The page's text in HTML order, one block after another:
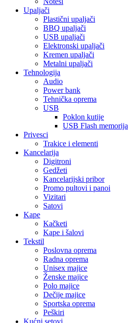
Upaljači
Plastični upaljači
BBQ upaljači
USB upaljači
Elektronski upaljači
Kremen upaljači
Metalni upaljači
Tehnologija
Audio
Power bank
Tehnička oprema
USB
Poklon kutije
USB Flash memorija
Privesci
Trakice i elementi
Kancelarija
Digitroni
Gedžeti
Kancelarijski pribor
Promo pultovi i panoi
Vizitari
Satovi
Kape
Kačketi
Kape i šalovi
Tekstil
Poslovna oprema
Radna oprema
Unisex majice
Ženske majice
Polo majice
Dečije majice
Sportska oprema
Peškiri